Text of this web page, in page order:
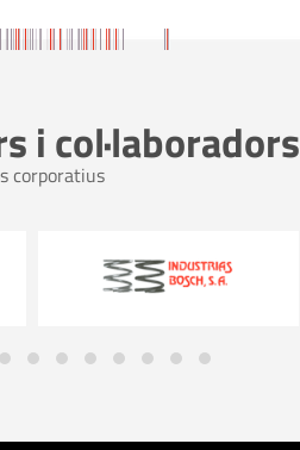
i col·laboradors
corporatius